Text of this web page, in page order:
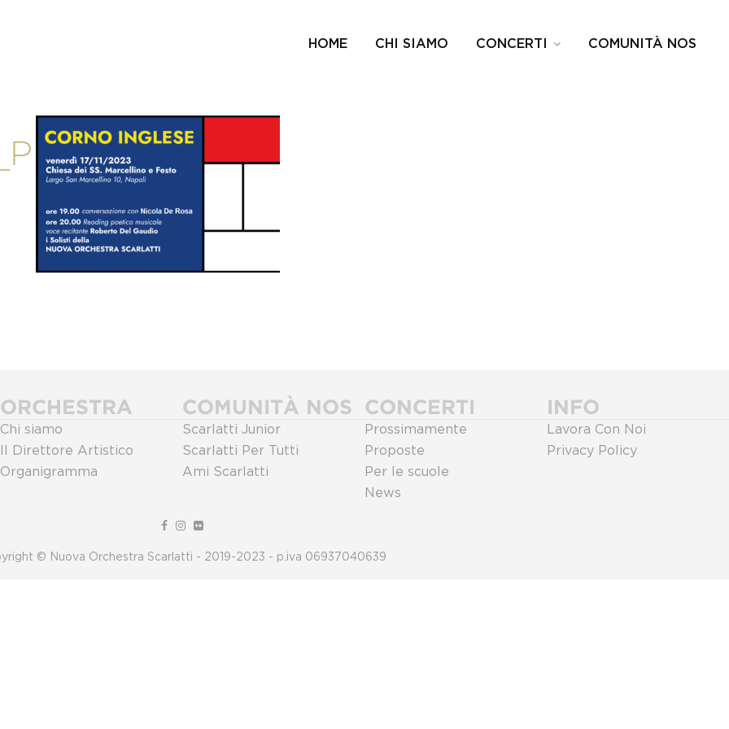
HOME CHI SIAMO CONCERTI COMUNITÀ NOS
ORCHESTRA
Chi siamo
Il Direttore Artistico
Organigramma
COMUNITÀ NOS
Scarlatti Junior
Scarlatti Per Tutti
Ami Scarlatti
CONCERTI
Prossimamente
Proposte
Per le scuole
News
INFO
Lavora Con Noi
Privacy Policy
© Nuova Orchestra Scarlatti - 2019-2023 - p.iva 06937040639